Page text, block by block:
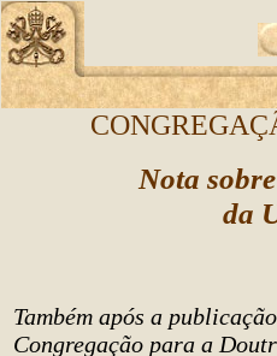
Nota
da
Também após a
Congregação para a